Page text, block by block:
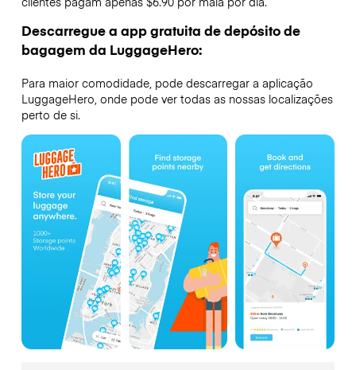
Descarregue a app gratuita de depósito de
bagagem da LuggageHero:
Para maior comodidade, pode descarregar a aplicação
LuggageHero, onde pode ver todas as nossas localizações
perto de si.